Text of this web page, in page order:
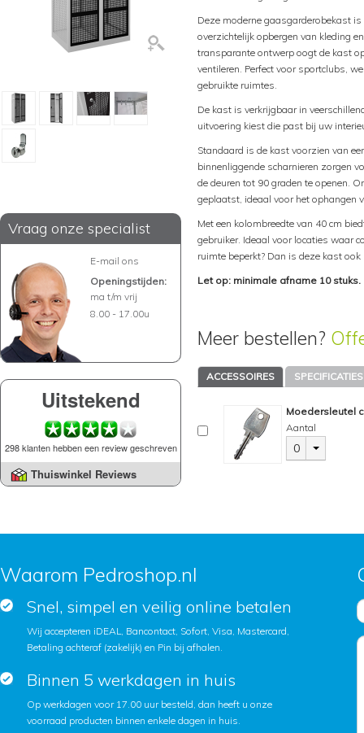
Vraag onze specialist
E-mail ons
Openingstijden:
ma t/m vrij
8.00 - 17.00u
Uitstekend
298 klanten hebben een review geschreven
Thuiswinkel Reviews
Deze moderne gaasgarderobekast
overzichtelijk opbergen van kleding
transparante ontwerp oogt de kast
ventileren. Perfect voor sportclubs,
gebruikte ruimtes.
De kast is verkrijgbaar in
uitvoering kiest die past bij uw
Standaard is de kast voorzien van
binnenliggende scharnieren zorgen
de deuren tot 90 graden te openen.
geplaatst, ideaal voor het ophangen
Met een kolombreedte van 40 cm
gebruiker. Ideaal voor locaties waar
ruimte beperkt? Dan is deze kast
Let op: minimale afname 10 stuks.
Meer bestellen?
ACCESSOIRES SPECIFICATIES
Moedersleutel
Aantal
0
Waarom Pedroshop.nl
Snel, simpel en veilig online betalen
Wij accepteren iDEAL, Bancontact, Sofort, Visa, Mastercard,
Betaling achteraf (zakelijk) en Pin bij afhalen.
Binnen 5 werkdagen in huis
Op werkdagen voor 17.00 uur besteld, dan heeft u onze
voorraad producten binnen enkele dagen in huis.